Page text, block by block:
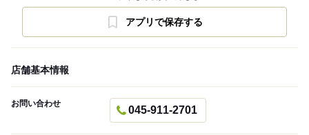
アプリで保存する
店舗基本情報
お問い合わせ
045-911-2701